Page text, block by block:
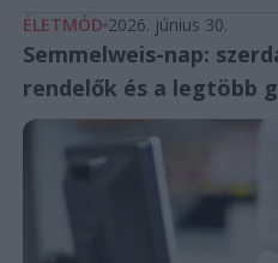
ÉLETMÓD 2026. június 30.
Semmelweis-nap:
rendelők és a legtöbb